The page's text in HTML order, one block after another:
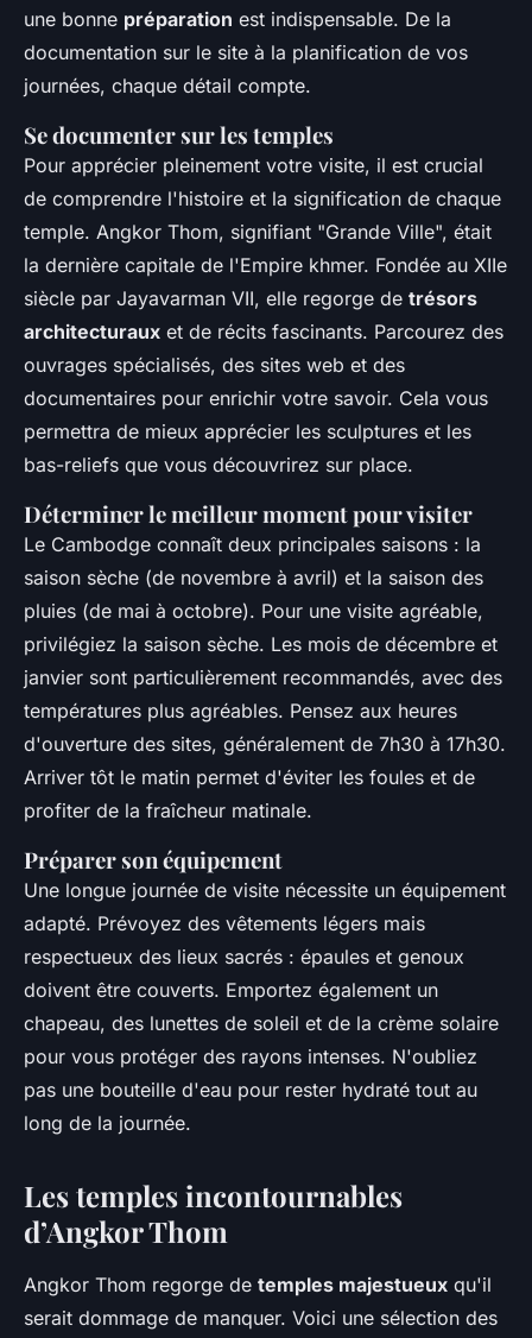
une bonne préparation est indispensable. De la
documentation sur le site à la planification de vos
journées, chaque détail compte.
Se documenter sur les temples
Pour apprécier pleinement votre visite, il est crucial
de comprendre l'histoire et la signification de chaque
temple. Angkor Thom, signifiant "Grande Ville", était
la dernière capitale de l'Empire khmer. Fondée au XIIe
siècle par Jayavarman VII, elle regorge de trésors
architecturaux et de récits fascinants. Parcourez des
ouvrages spécialisés, des sites web et des
documentaires pour enrichir votre savoir. Cela vous
permettra de mieux apprécier les sculptures et les
bas-reliefs que vous découvrirez sur place.
Déterminer le meilleur moment pour visiter
Le Cambodge connaît deux principales saisons : la
saison sèche (de novembre à avril) et la saison des
pluies (de mai à octobre). Pour une visite agréable,
privilégiez la saison sèche. Les mois de décembre et
janvier sont particulièrement recommandés, avec des
températures plus agréables. Pensez aux heures
d'ouverture des sites, généralement de 7h30 à 17h30.
Arriver tôt le matin permet d'éviter les foules et de
profiter de la fraîcheur matinale.
Préparer son équipement
Une longue journée de visite nécessite un équipement
adapté. Prévoyez des vêtements légers mais
respectueux des lieux sacrés : épaules et genoux
doivent être couverts. Emportez également un
chapeau, des lunettes de soleil et de la crème solaire
pour vous protéger des rayons intenses. N'oubliez
pas une bouteille d'eau pour rester hydraté tout au
long de la journée.
Les temples incontournables
d’Angkor Thom
Angkor Thom regorge de temples majestueux qu'il
serait dommage de manquer. Voici une sélection des